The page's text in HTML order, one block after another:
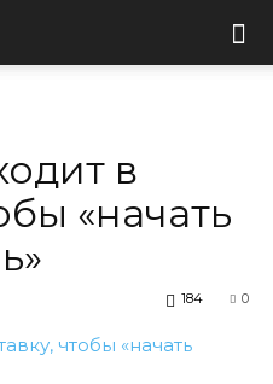
в
«начать
0
184